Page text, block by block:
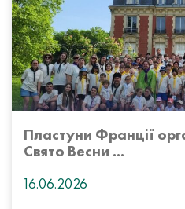
Пластуни Франції
Свято Весни ...
16.06.2026